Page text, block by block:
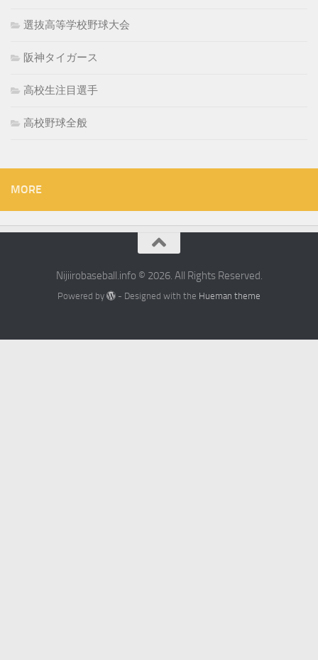
選抜高等学校野球大会
阪神タイガース
高校生注目選手
高校野球全般
MORE
Nijiirobaseball.info © 2026. All Rights Reserved.
Powered by - Designed with the Hueman theme